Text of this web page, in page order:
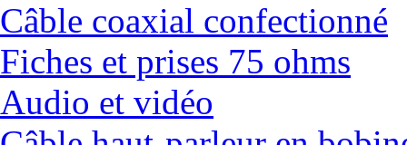
Câble coaxial confectionné
Fiches et prises 75 ohms
Audio et vidéo